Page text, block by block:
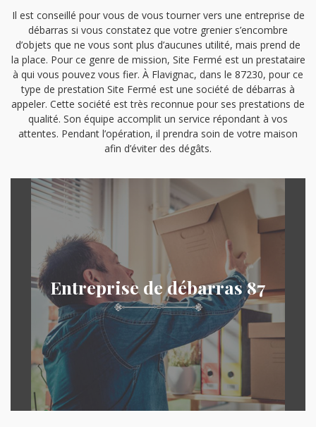
Il est conseillé pour vous de vous tourner vers une entreprise de
débarras si vous constatez que votre grenier s’encombre
d’objets que ne vous sont plus d’aucunes utilité, mais prend de
la place. Pour ce genre de mission, Site Fermé est un prestataire
à qui vous pouvez vous fier. À Flavignac, dans le 87230, pour ce
type de prestation Site Fermé est une société de débarras à
appeler. Cette société est très reconnue pour ses prestations de
qualité. Son équipe accomplit un service répondant à vos
attentes. Pendant l’opération, il prendra soin de votre maison
afin d’éviter des dégâts.
Entreprise de débarras 87